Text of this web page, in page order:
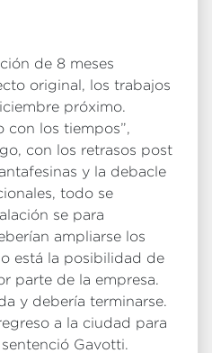
de 8 meses
original, los trabajos
próximo.
con los tiempos”,
con los retrasos post
y la debacle
todo se
se para
ampliarse los
está la posibilidad de
parte de la empresa.
y debería terminarse.
a la ciudad para
Gavotti.